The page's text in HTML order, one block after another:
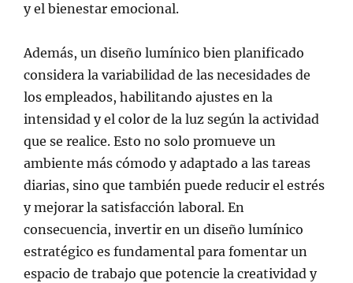
y el bienestar emocional.
Además, un diseño lumínico bien planificado
considera la variabilidad de las necesidades de
los empleados, habilitando ajustes en la
intensidad y el color de la luz según la actividad
que se realice. Esto no solo promueve un
ambiente más cómodo y adaptado a las tareas
diarias, sino que también puede reducir el estrés
y mejorar la satisfacción laboral. En
consecuencia, invertir en un diseño lumínico
estratégico es fundamental para fomentar un
espacio de trabajo que potencie la creatividad y